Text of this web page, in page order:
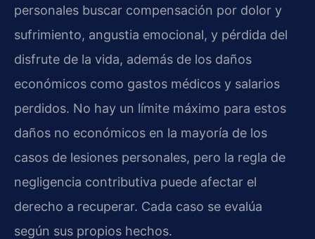
personales buscar compensación por dolor y
sufrimiento, angustia emocional, y pérdida del
disfrute de la vida, además de los daños
económicos como gastos médicos y salarios
perdidos. No hay un límite máximo para estos
daños no económicos en la mayoría de los
casos de lesiones personales, pero la regla de
negligencia contributiva puede afectar el
derecho a recuperar. Cada caso se evalúa
según sus propios hechos.